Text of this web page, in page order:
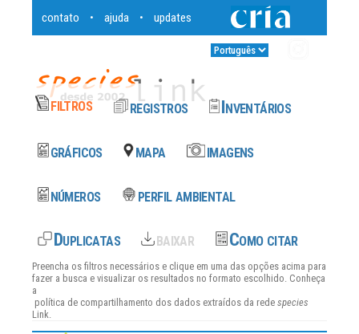
contato • ajuda • updates
Preencha os filtros necessários e clique em uma das opções acima para
fazer a busca e visualizar os resultados no formato escolhido. Conheça
a
política de compartilhamento dos dados extraídos da rede species
Link.